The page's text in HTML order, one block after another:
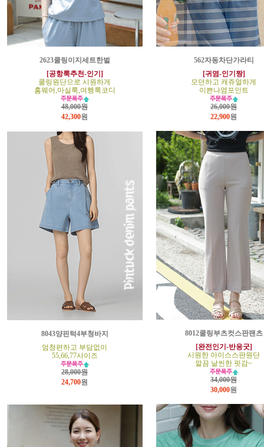
2623쿨링이지세트한벌
[공항룩추천-인기]
쿨링원단으로 시원하게
홈웨어,마실룩,여행룩코디
48,000원
42,300원
562자동차단가라티
[귀염-인기짱]
모던하고 캐쥬얼하게
이쁜나염포인트
26,000원
22,900원
8043양핀턱4부청바지
엄청편하고 부담없이
55,66,77사이즈
28,000원
24,700원
8012쿨링부츠컷스판팬츠
[완전인기-반응굿]
시원한 아이스스판원단
깔끔 날씬한 핏감~
34,000원
30,000원